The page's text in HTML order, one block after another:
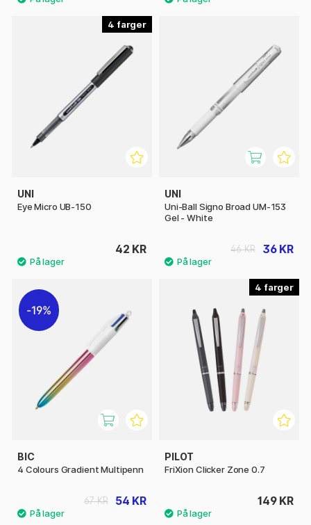
4
UNI
Eye Micro UB-150
42 KR
UNI
Uni-Ball Signo Broad UM-153
Gel - White
36 KR
46 KR
19%
BIC
4 Colours Gradient Multipenn
54 KR
67 KR
4
PILOT
FriXion Clicker Zone 0.7
149 KR